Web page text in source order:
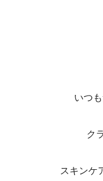
いつ
ク
スキンケ